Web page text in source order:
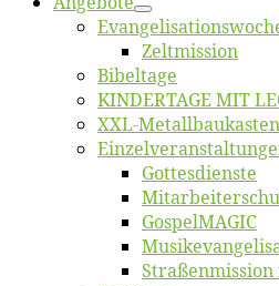
Zelt­mis­si­on
Bi­bel­ta­ge
KINDERTAGE MIT
XXL-Me­­tal­l­­bau­­kas­­ten
Got­tes­diens­te
Gos­pel­MA­GIC